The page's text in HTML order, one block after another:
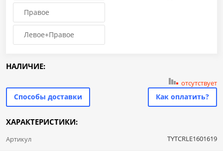
Правое
Левое+Правое
НАЛИЧИЕ:
отсутствует
Способы доставки Как оплатить?
ХАРАКТЕРИСТИКИ:
Артикул TYTCRLE1601619